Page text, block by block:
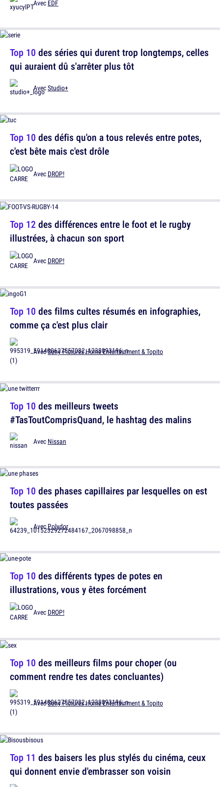
Avec EDF
Top 10 des défis qu'on a tous relevés entre potes,
c'est bête mais c'est drôle
Avec DROP!
Top 10 des films cultes résumés en infographies,
comme ça c'est plus clair
AvecSony Pictures Home Entertainment & Topito
Top 10 des phases capillaires par lesquelles on est
toutes passées
AvecPolydor
Top 10 des meilleurs films pour choper (ou
comment rendre tes dates concluantes)
AvecSony Pictures Home Entertainment & Topito
Top 10 des séries qui durent trop longtemps, celles
qui auraient dû s'arrêter plus tôt
AvecStudio+
Top 12 des différences entre le foot et le rugby
illustrées, à chacun son sport
Avec DROP!
Top 10 des meilleurs tweets
#TasToutComprisQuand, le hashtag des malins
Avec Nissan
Top 10 des différents types de potes en
illustrations, vous y êtes forcément
Avec DROP!
Top 11 des baisers les plus stylés du cinéma, ceux
qui donnent envie d'embrasser son voisin